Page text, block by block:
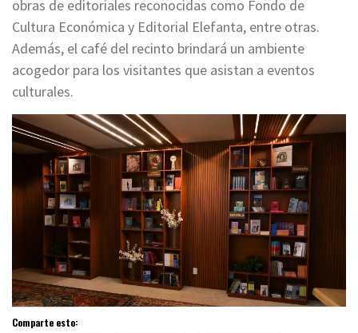
obras de editoriales reconocidas como Fondo de
Cultura Económica y Editorial Elefanta, entre otras.
Además, el café del recinto brindará un ambiente
acogedor para los visitantes que asistan a eventos
culturales.
Comparte esto: